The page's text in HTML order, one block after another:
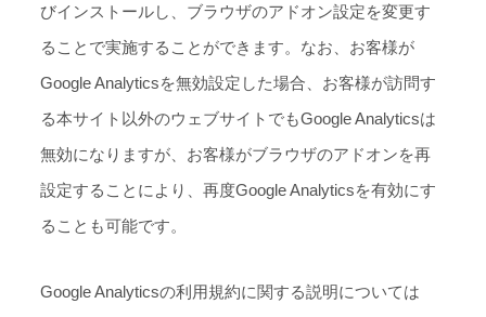
びインストールし、ブラウザのアドオン設定を変更す
ることで実施することができます。なお、お客様が
Google Analyticsを無効設定した場合、お客様が訪問す
る本サイト以外のウェブサイトでもGoogle Analyticsは
無効になりますが、お客様がブラウザのアドオンを再
設定することにより、再度Google Analyticsを有効にす
ることも可能です。
Google Analyticsの利用規約に関する説明については